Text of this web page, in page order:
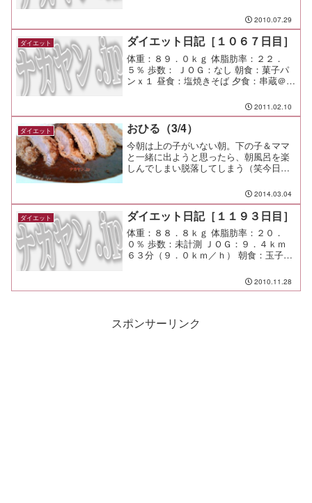
ょろっと。 充実したひととき。間食：
メモ：今日は雨かー いくぶん涼しく感
じるね。
2010.07.29
ダイエット ダイエット日記［１０６７日目］
体重：８９．０ｋｇ 体脂肪率：２２．
５％ 歩数： ＪＯＧ：なし 朝食：菓子パ
ンｘ１ 昼食：塩焼きそば 夕食：串蔵＠市
日。 店員さんに顔を覚えられててご機
嫌♪
2011.02.10
ダイエット おひる（3/4）
今朝は上の子がいない朝。下の子＆ママ
と一緒に出ようと思ったら、朝風呂を楽
しんでしまい脱落してしまう（笑今日の
たら、ふと、「そうだ！帰宅ランをして
みよう！」と思い立ち準備開始。ジャー
ジに靴、タオル、ビニール...
2014.03.04
ダイエット ダイエット日記［１１９３日目］
体重：８８．８ｋｇ 体脂肪率：２０．
０％ 歩数：未計測 ＪＯＧ：９．４ｋｍ
６３分（９．０ｋｍ／ｈ） 朝食：玉子炒
間食： メモ：今日は走るのに気持ち良い
天気だった！
2010.11.28
スポンサーリンク